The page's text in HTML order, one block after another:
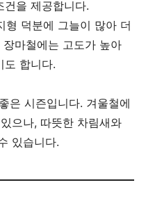
건을 제공합니다.
형 덕분에 그늘이 많아 더
마철에는 고도가 높아
도 합니다.
은 시즌입니다. 겨울철에
으나, 따뜻한 차림새와
있습니다.